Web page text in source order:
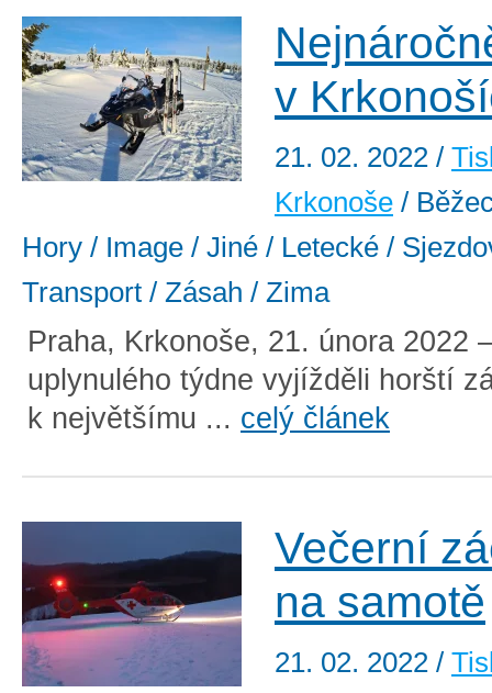
v
21. 02. 2022 /
Krkonoše /
Hory / Image / Jiné / Letecké /
Transport / Zásah / Zima
Praha, Krkonoše, 21. února 2022
uplynulého týdne vyjížděli horští
k největšímu ... celý článek
Večerní
na samotě
21. 02. 2022 /